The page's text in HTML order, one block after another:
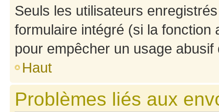
Seuls les utilisateurs
formulaire intégré (si la fonction
pour empêcher un usage
Haut
Problèmes liés aux